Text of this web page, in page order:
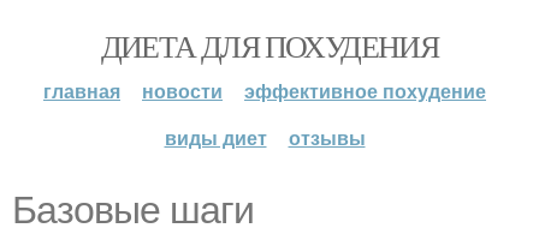
ДИЕТА ДЛЯ ПОХУДЕНИЯ
главная новости
эффективное похудение
виды диет
отзывы
Базовые шаги